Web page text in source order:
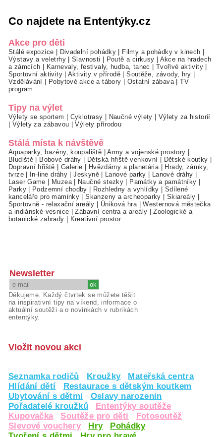
Co najdete na Ententýky.cz
Akce pro děti
Stálé expozice Divadelní pohádky Filmy a pohádky v kinech
Výstavy a veletrhy|Slavnosti Poutě a cirkusy
Akce na hradech
a zámcích
Karnevaly, festivaly, hudba, tanec Tvořivé aktivity
Sportovní aktivity|Aktivity v přírodě |Soutěže, závody, hry
Vzdělávání
Pobytové akce a tábory Ostatní zábava|TV
program
Tipy na výlet
Výlety se sportem Cyklotrasy Naučné výlety
Výlety za historií
Výlety za zábavou |Výlety přírodou
Stálá místa k návštěvě
Aquaparky, bazény, koupaliště |Army a vojenské prostory
Bludiště
Bobové dráhy Dětská hřiště venkovní Dětské koutky
Dopravní hřiště
Galerie Hvězdárny a planetária|
Hrady, zámky,
tvrze| In-line dráhy |Jeskyně| Lanové parky Lanové dráhy
Laser Game
Muzea| Naučné stezky Památky a památníky
Parky| Podzemní chodby Rozhledny a vyhlídky
Sdílené
kanceláře pro maminky |Skanzeny a archeoparky Skiareály
Sportovně - relaxační areály
Úniková hra|Westernová městečka
a indiánské vesnice |Zábavní centra a areály |Zoologické a
botanické zahrady
Kreativní prostor
Newsletter
Děkujeme. Každý čtvrtek se můžete těšit
na inspirativní tipy na víkend, informace o
aktuální soutěži a o novinkách v rubrikách
ententýky.
Vložit novou akci
Seznamka rodičů Kroužky
Mateřská centra
Hlídání dětí
Restaurace s dětským koutkem
Ubytování s dětmi
Oslavy narozenin
Pořadatelé kroužků
Ententýky soutěže
Kupovačka
Soutěže pro děti
Fotosoutěž
Slevové vouchery
Hry
Pohádky